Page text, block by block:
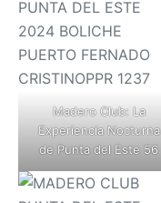
Madero Club: La
Experiencia Nocturna
de Punta del Este 56